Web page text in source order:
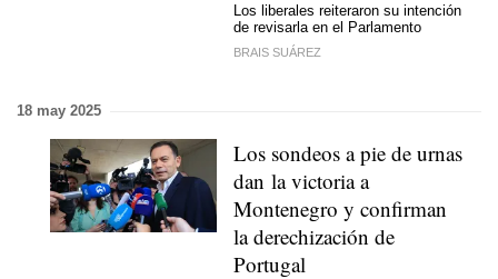
Los liberales reiteraron su intención
de revisarla en el Parlamento
BRAIS SUÁREZ
18 may 2025
Los sondeos a pie de urnas
dan la victoria a
Montenegro y confirman
la derechización de
Portugal